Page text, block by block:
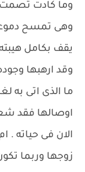
وما كادت تصمت
وهى تمسح
يقف بكامل
وقد ارهبها
ما الذى اتى به
اوصالها فقد
الان فى حياته .
زوجها وربما